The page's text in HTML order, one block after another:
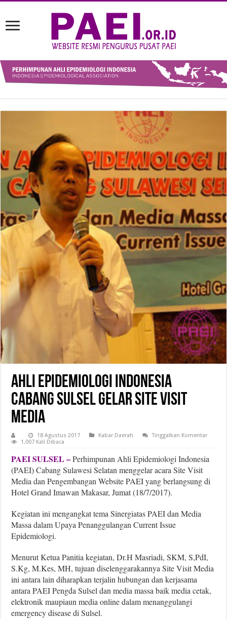
Ahli Epidemiologi Indonesia
Cabang Sulsel Gelar Site Visit
Media
18 Agustus 2017 Kabar Daerah
Tinggalkan Komentar
1,007 Kali Dibaca
PAEI SULSEL – Perhimpunan Ahli Epidemiologi Indonesia
(PAEI) Cabang Sulawesi Selatan menggelar acara Site Visit
Media dan Pengembangan Website PAEI yang berlangsung di
Hotel Grand Imawan Makasar, Jumat (18/7/2017).
Kegiatan ini mengangkat tema Sinergiatas PAEI dan Media
Massa dalam Upaya Penanggulangan Current Issue
Epidemiologi.
Menurut Ketua Panitia kegiatan, Dr.H Masriadi, SKM, S,PdI,
S.Kg, M.Kes, MH, tujuan diselenggarakannya Site Visit Media
ini antara lain diharapkan terjalin hubungan dan kerjasama
antara PAEI Pengda Sulsel dan media massa baik media cetak,
elektronik maupiaun media online dalam menanggulangi
emergency disease di Sulsel.